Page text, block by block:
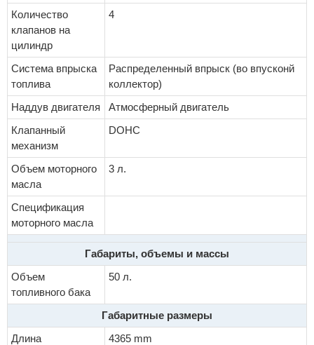
Количество
клапанов на
цилиндр
4
Система впрыска
топлива
Распределенный впрыск (во впусконй
коллектор)
Наддув двигателя
Атмосферный двигатель
Клапанный
механизм
DOHC
Объем моторного
масла
3 л.
Спецификация
моторного масла
Габариты, объемы и массы
Объем
топливного бака
50 л.
Габаритные размеры
Длина
4365 mm